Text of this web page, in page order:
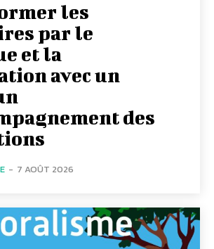
les
par le
et la
avec un
des
- 7 AOÛT 2026